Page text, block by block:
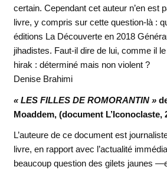
certain. Cependant cet auteur n’en est
livre, y compris sur cette question-là :
éditions La Découverte en 2018
jihadistes. Faut-il dire de lui, comme il
hirak : déterminé mais non violent ?
Denise Brahimi
« LES FILLES DE ROMORANTIN »
Moaddem, (document L’Iconoclaste,
L’auteure de ce document est
livre, en rapport avec l’actualité
beaucoup question des gilets jaunes